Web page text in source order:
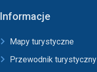
Informacje
Mapy turystyczne
Przewodnik turystyczny